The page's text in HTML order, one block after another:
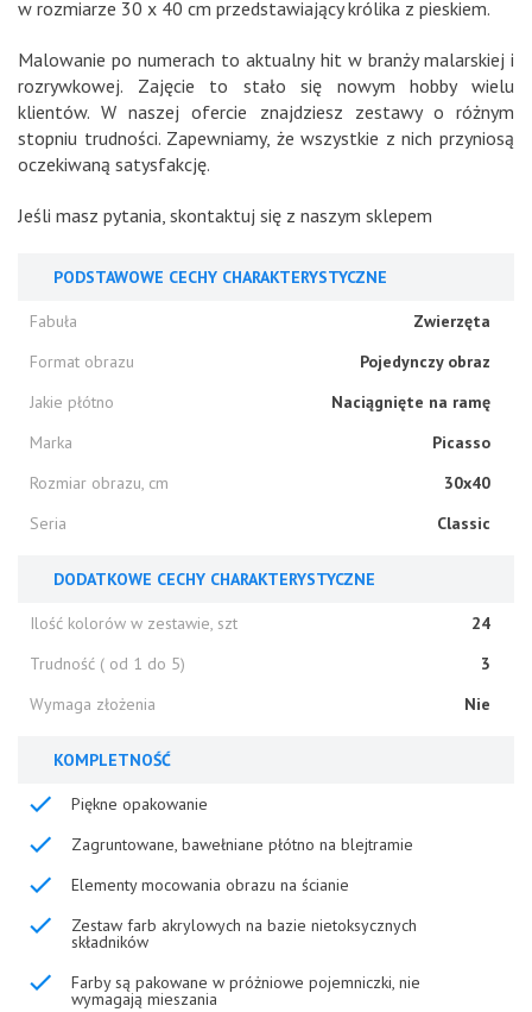
w rozmiarze 30 x 40 cm przedstawiający królika z pieskiem.
Malowanie po numerach to aktualny hit w branży malarskiej i
rozrywkowej. Zajęcie to stało się nowym hobby wielu
klientów. W naszej ofercie znajdziesz zestawy o różnym
stopniu trudności. Zapewniamy, że wszystkie z nich przyniosą
oczekiwaną satysfakcję.
Jeśli masz pytania, skontaktuj się z naszym sklepem
PODSTAWOWE CECHY CHARAKTERYSTYCZNE
Fabuła
Zwierzęta
Format obrazu
Pojedynczy obraz
Jakie płótno
Naciągnięte na ramę
Marka
Picasso
Rozmiar obrazu, cm
30x40
Seria
Classic
DODATKOWE CECHY CHARAKTERYSTYCZNE
Ilość kolorów w zestawie, szt
24
Trudność ( od 1 do 5)
3
Wymaga złożenia
Nie
KOMPLETNOŚĆ
Piękne opakowanie
Zagruntowane, bawełniane płótno na blejtramie
Elementy mocowania obrazu na ścianie
Zestaw farb akrylowych na bazie nietoksycznych
składników
Farby są pakowane w próżniowe pojemniczki, nie
wymagają mieszania